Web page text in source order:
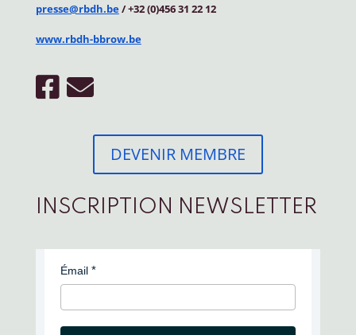
presse@rbdh.be/ +32 (0)456 31 22 12
www.rbdh-bbrow.be
DEVENIR MEMBRE
INSCRIPTION NEWSLETTER
Émail